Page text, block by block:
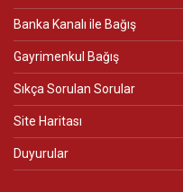
Banka Kanalı ile Bağış
Gayrimenkul Bağış
Sıkça Sorulan Sorular
Site Haritası
Duyurular